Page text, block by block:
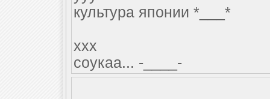
культура японии *___*
xxx
соукаа... -____-